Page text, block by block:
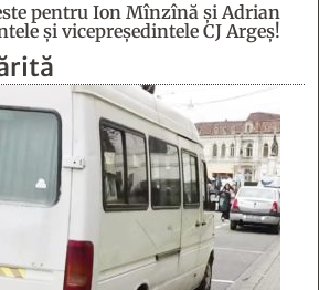
pentru Ion Mînzînă şi Adrian
şi vicepreşedintele CJ Argeş!